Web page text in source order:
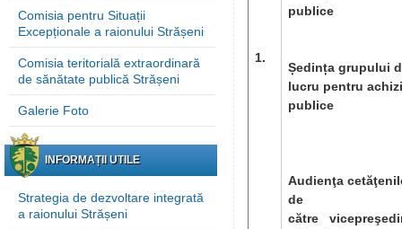
Comisia pentru Situații
Excepționale a raionului Strășeni
Comisia teritorială extraordinară
de sănătate publică Strășeni
Galerie Foto
INFORMAȚII UTILE
Strategia de dezvoltare integrată
a raionului Strășeni
1.
publice
Ședința grupului
lucru pentru
publice
Audienţa
de
către